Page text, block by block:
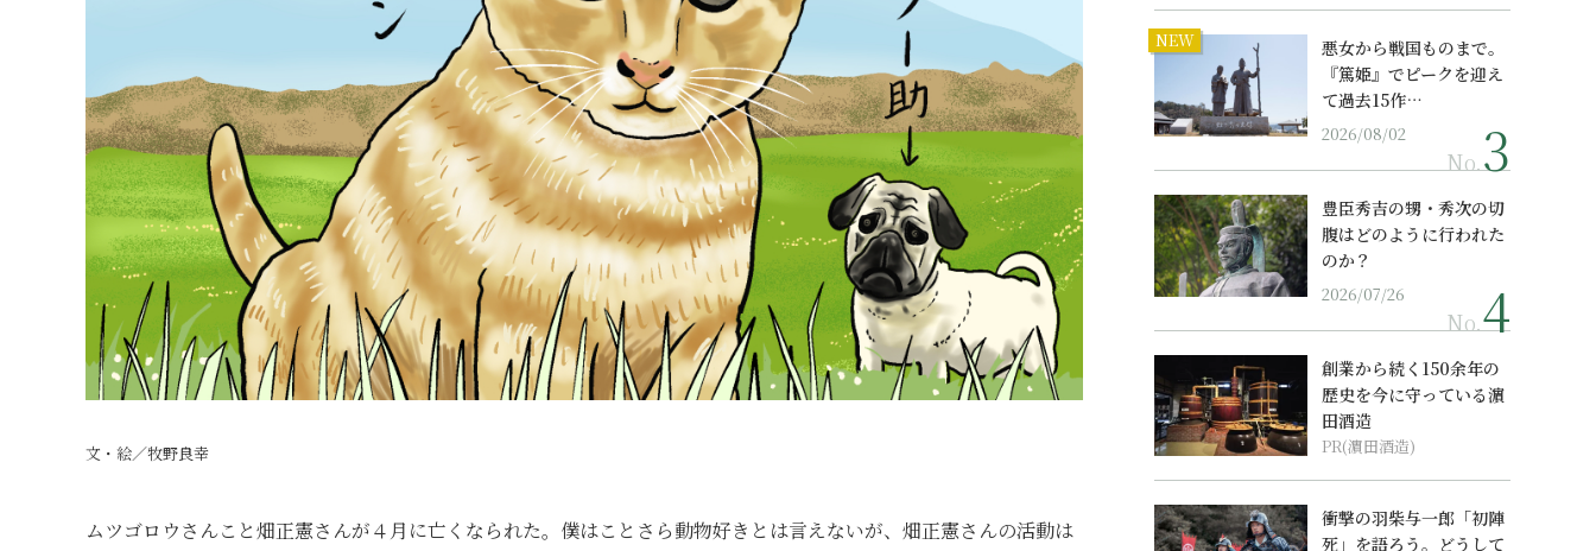
文・絵／牧野良幸
ムツゴロウさんこと畑正憲さんが４月に亡くなられた。僕はことさら動物好きとは言えないが、畑正憲さんの活動は
NEW
悪女から戦国ものまで。
『篤姫』でピークを迎え
て過去15作…
2026/08/02
No.
豊臣秀吉の甥・秀次の切
腹はどのように行われた
のか？
2026/07/26
No.
創業から続く150余年の
歴史を今に守っている濵
田酒造
PR(濵田酒造)
衝撃の羽柴与一郎「初陣
死」を語ろう。どうして